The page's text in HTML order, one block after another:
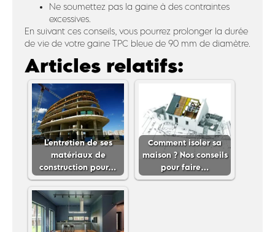
Ne soumettez pas la gaine à des contraintes
excessives.
En suivant ces conseils, vous pourrez prolonger la durée
de vie de votre gaine TPC bleue de 90 mm de diamètre.
Articles relatifs:
L'entretien de ses
matériaux de
construction pour…
Comment isoler sa
maison ? Nos conseils
pour faire…